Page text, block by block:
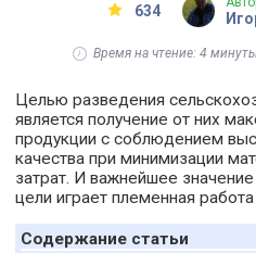
634
Время на чтение: 4
Целью разведения
является получение от них
продукции с соблюдением
качества при минимизации
затрат. И важнейшее
цели играет племенная
Содержание статьи